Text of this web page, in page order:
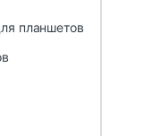
планшетов